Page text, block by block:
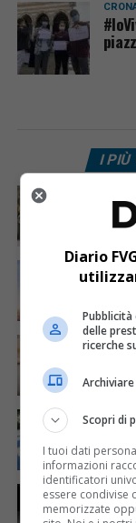
I PIÙ
Acqua
le
ECONOMIA
Bollette
CRONACA
Mattia
CRONACA
Arrivano
61
CRONACA
Due
Diario
delle
ricerche
Scopri di
I tuoi dati
informazioni
identificatori
essere condivise
memorizzate